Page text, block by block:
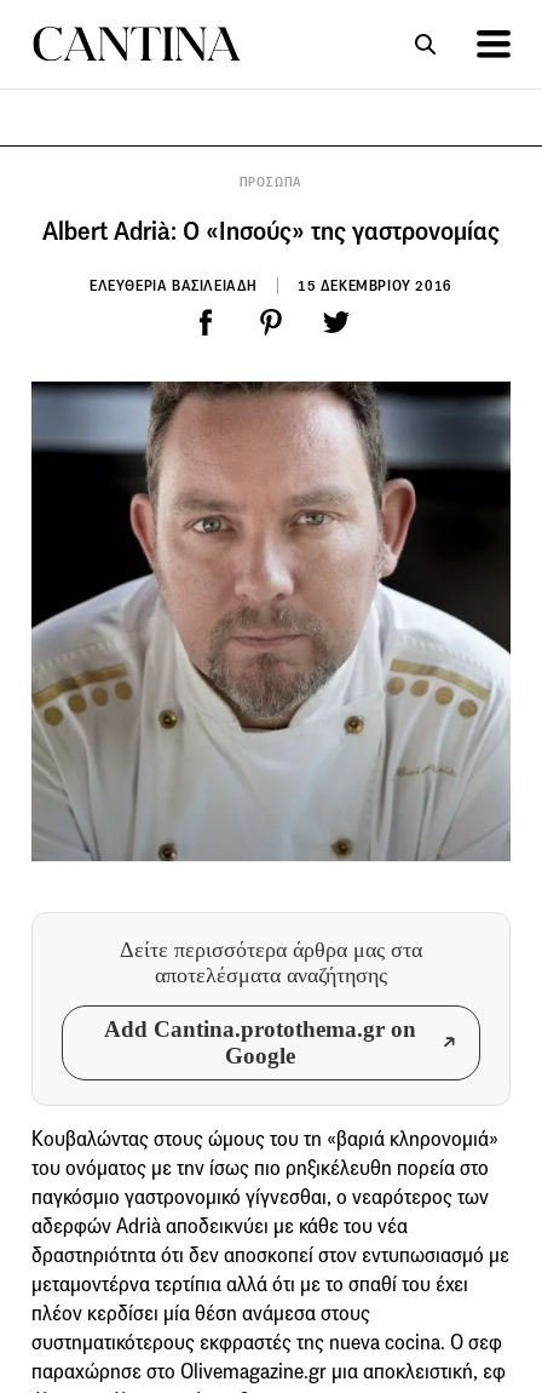
ΠΡΟΣΩΠΑ
Albert Adrià: O «Ιησούς» της γαστρονομίας
ΕΛΕΥΘΕΡΙΑ ΒΑΣΙΛΕΙΑΔΗ 15 ΔΕΚΕΜΒΡΙΟΥ 2016
Δείτε περισσότερα άρθρα μας στα
αποτελέσματα αναζήτησης
Add Cantina.protothema.gr on
Google
Κουβαλώντας στους ώμους του τη «βαριά κληρονομιά»
του ονόματος με την ίσως πιο ρηξικέλευθη πορεία στο
παγκόσμιο γαστρονομικό γίγνεσθαι, ο νεαρότερος των
αδερφών Adrià αποδεικνύει με κάθε του νέα
δραστηριότητα ότι δεν αποσκοπεί στον εντυπωσιασμό με
μεταμοντέρνα τερτίπια αλλά ότι με το σπαθί του έχει
πλέον κερδίσει μία θέση ανάμεσα στους
συστηματικότερους εκφραστές της nueva cocina. Ο σεφ
παραχώρησε στο Olivemagazine.gr μια αποκλειστική, εφ